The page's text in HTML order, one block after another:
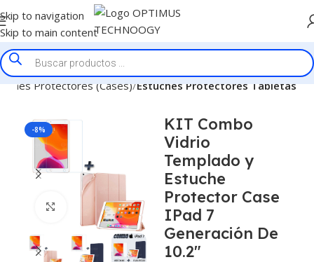
Skip to navigation
Skip to main content
Protectores (Cases) Estuches Protectores Tabletas
-8%
Click to enlarge
KIT Combo
Vidrio
Templado y
Estuche
Protector Case
IPad 7
Generación De
10.2″